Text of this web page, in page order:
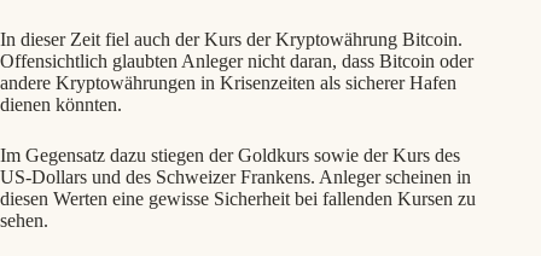
In dieser Zeit fiel auch der Kurs der Kryptowährung Bitcoin.
Offensichtlich glaubten Anleger nicht daran, dass Bitcoin oder
andere Kryptowährungen in Krisenzeiten als sicherer Hafen
dienen könnten.
Im Gegensatz dazu stiegen der Goldkurs sowie der Kurs des
US-Dollars und des Schweizer Frankens. Anleger scheinen in
diesen Werten eine gewisse Sicherheit bei fallenden Kursen zu
sehen.